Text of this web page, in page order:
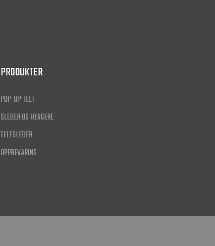
PRODUKTER
POP-UP TELT
SLEDER OG HENGERE
TELTSLEDER
OPPBEVARING